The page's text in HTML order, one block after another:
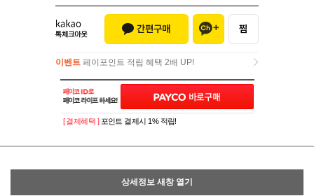
이벤트 페이포인트 적립 혜택 2배 UP!
이벤트페이포인트 적립 혜택 2배 UP!
[ 결제혜택 ] 포인트 결제시 1% 적립!
상세정보 새창 열기